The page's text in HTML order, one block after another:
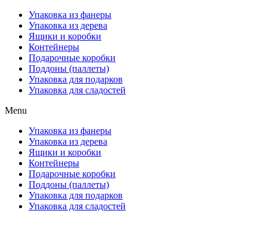
Упаковка из фанеры
Упаковка из дерева
Ящики и коробки
Контейнеры
Подарочные коробки
Поддоны (паллеты)
Упаковка для подарков
Упаковка для сладостей
Menu
Упаковка из фанеры
Упаковка из дерева
Ящики и коробки
Контейнеры
Подарочные коробки
Поддоны (паллеты)
Упаковка для подарков
Упаковка для сладостей